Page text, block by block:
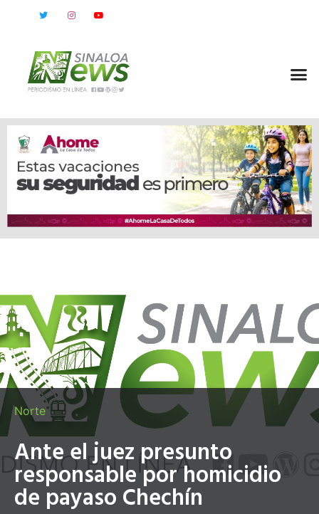
Norte
Ante el juez presunto
responsable por homicidio
de payaso Chechín